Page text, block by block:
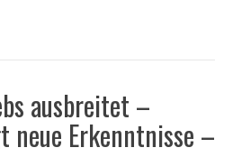
ausbreitet –
neue Erkenntnisse –